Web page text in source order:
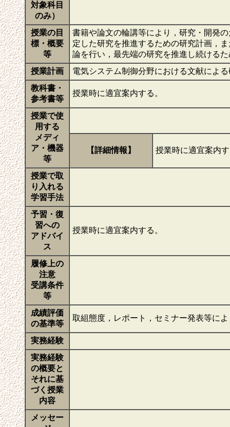
対象科目
のみ）
授業の目
標・概要
等
書籍や論文の輪講等により，研究・開発
定した研究を推進するための研究計画，
論を行い，最先端の研究を推進し続ける
授業計画
電気システム制御分野における文献によ
教科書・
参考書等
授業時に適宜案内する。
授業で使
用する
メディ
ア・機器
等
【詳細情報】 授業時に適宜案内
授業で取
り入れる
学習手法
予習・復
習への
アドバイ
ス
授業時に適宜案内する。
履修上の
注意
受講条件
等
成績評価
の基準等
取組態度，レポート，セミナー発表等に
実務経験
実務経験
の概要と
それに基
づく授業
内容
メッセー